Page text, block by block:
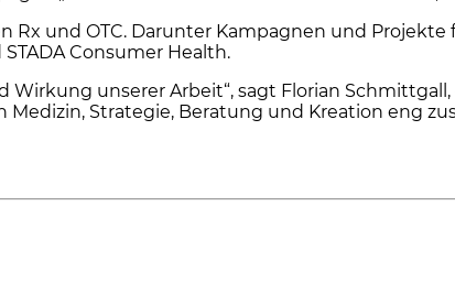
und OTC. Darunter Kampagnen und Projekte
Consumer Health.
unserer Arbeit“, sagt Florian
Medizin, Strategie, Beratung und Kreation eng